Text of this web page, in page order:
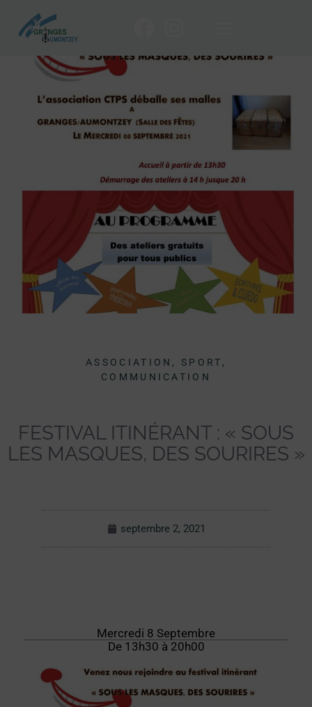
ASSOCIATION, SPORT,
COMMUNICATION
FESTIVAL ITINÉRANT : « SOUS
LES MASQUES, DES SOURIRES »
septembre 2, 2021
Mercredi 8 Septembre
De 13h30 à 20h00